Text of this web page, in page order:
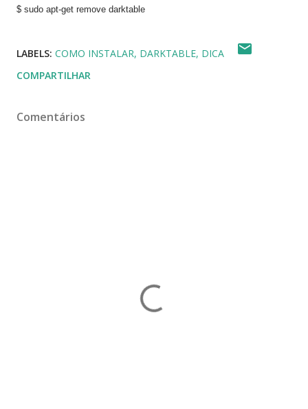
$ sudo apt-get remove darktable
LABELS: COMO INSTALAR DARKTABLE DICA
COMPARTILHAR
Comentários